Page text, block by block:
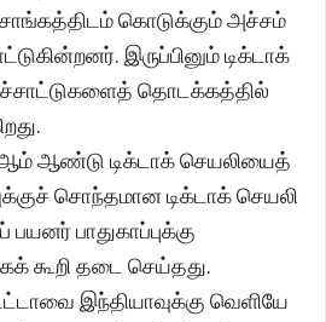
கொடுக்கும் அச்சம்
இருப்பினும் டிக்டாக்
தொடக்கத்தில்
ஆண்டு டிக்டாக் செயலியைத்
சொந்தமான டிக்டாக் செயலி
பாதுகாப்புக்கு
கூறி தடை செய்தது.
இந்தியாவுக்கு வெளியே